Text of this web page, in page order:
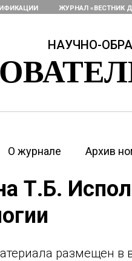
ЖУРНАЛ «ВЕСТНИК
НАУЧНО-
О журнале Архив
Т.Б.
размещен в